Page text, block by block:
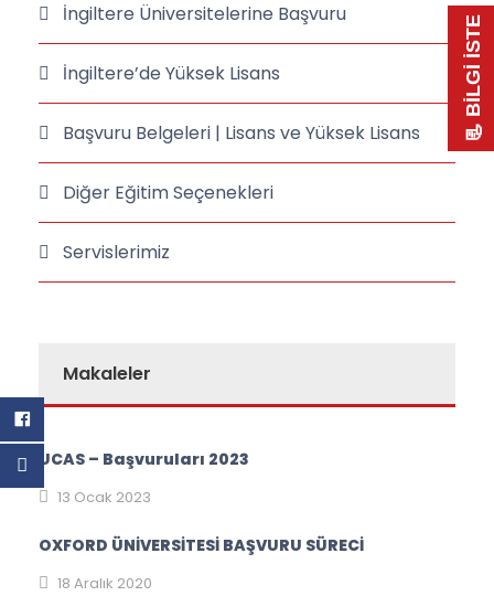
İngiltere Üniversitelerine Başvuru
İngiltere’de Yüksek Lisans
Başvuru Belgeleri | Lisans ve Yüksek Lisans
Diğer Eğitim Seçenekleri
Servislerimiz
Makaleler
UCAS – Başvuruları 2023
13 Ocak 2023
OXFORD ÜNİVERSİTESİ BAŞVURU SÜRECİ
18 Aralık 2020
📃 BİLGİ İSTE